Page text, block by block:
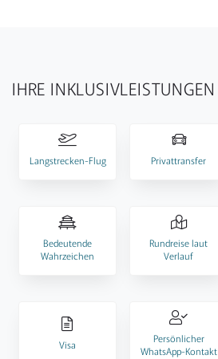
IHRE INKLUSIVLEISTUNGEN
Langstrecken-Flug Privattransfer
Bedeutende
Wahrzeichen
Rundreise laut
Verlauf
Visa
Persönlicher
WhatsApp-Kontakt